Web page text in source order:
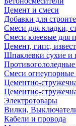
Цемент и смеси
Добавки для
Смеси для кладки,
Смеси клеевые для
Цемент, гипс,
Шпаклевки сухие и
Противогололедные
Смеси огнеупорные
Цементно-
Цементно-
Электротовары
Вилки,
Кабели и провода